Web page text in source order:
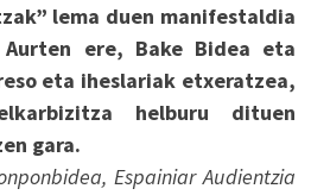
lema duen manifestaldia
ere, Bake Bidea eta
eta iheslariak etxeratzea,
helburu dituen
gara.
Espainiar Audientzia